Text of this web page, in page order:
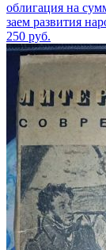
облигация на
заем развития
250 руб.